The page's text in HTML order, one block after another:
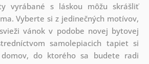
vyrábané s láskou môžu skrášliť
Vyberte si z jedinečných motívov,
vánok v podobe novej bytovej
samolepiacich tapiet si
do ktorého sa budete radi